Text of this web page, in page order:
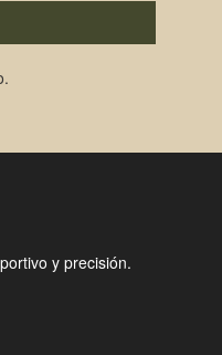
y precisión.